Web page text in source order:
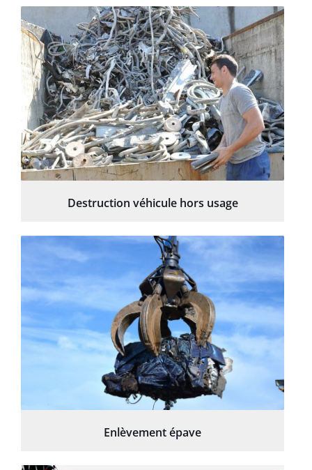
Destruction véhicule hors usage
Enlèvement épave